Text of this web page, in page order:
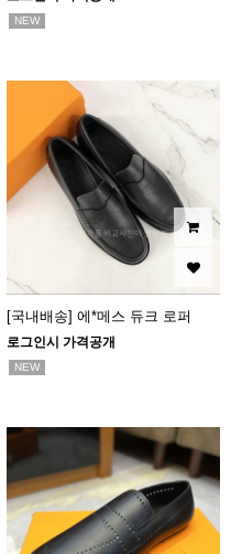
NEW
[국내배송] 에*메스 듀크 로퍼
로그인시 가격공개
NEW